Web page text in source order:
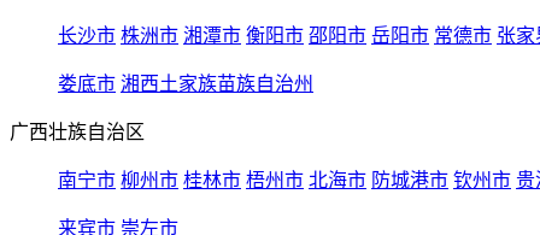
长沙市 株洲市 湘潭市 衡阳市 邵阳市 岳阳市 常德市 张家
娄底市 湘西土家族苗族自治州
广西壮族自治区
南宁市 柳州市 桂林市 梧州市 北海市 防城港市 钦州市 贵
来宾市 崇左市